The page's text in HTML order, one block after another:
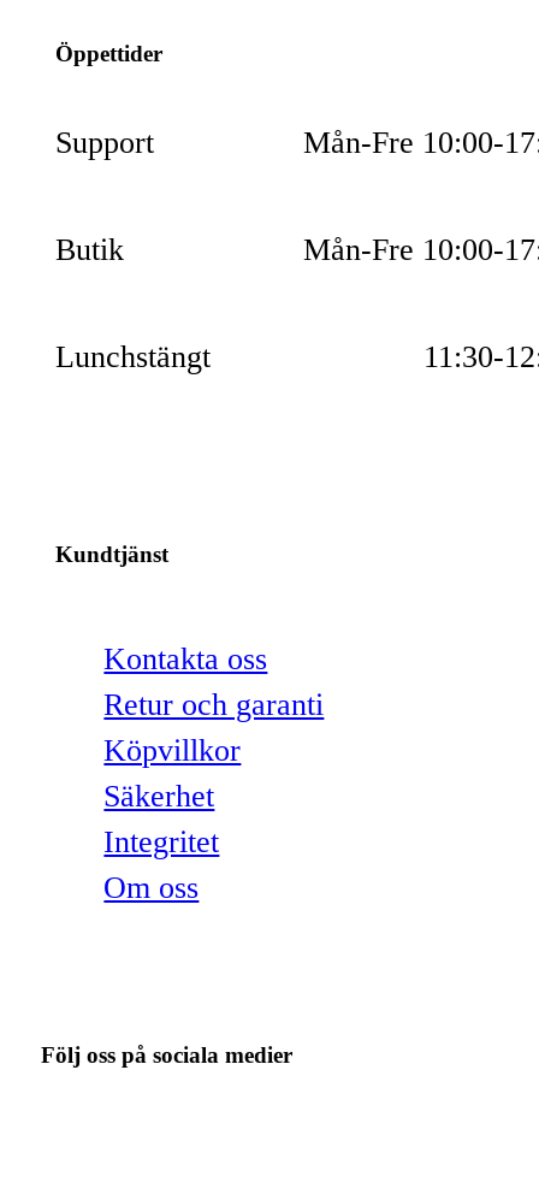
Öppettider
Support Mån-Fre 10:00-
Butik Mån-Fre 10:00-
Lunchstängt 11:30-
Kundtjänst
Kontakta oss
Retur och garanti
Köpvillkor
Säkerhet
Integritet
Om oss
Följ oss på sociala medier